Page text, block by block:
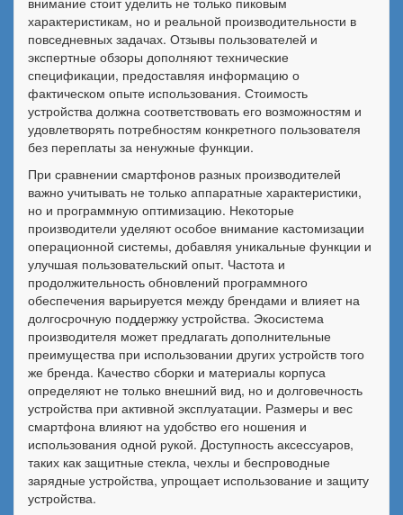
характеристикам, но и реальной производительности в
повседневных задачах. Отзывы пользователей и
экспертные обзоры дополняют технические
спецификации, предоставляя информацию о
фактическом опыте использования. Стоимость
устройства должна соответствовать его возможностям и
удовлетворять потребностям конкретного пользователя
без переплаты за ненужные функции.
При сравнении смартфонов разных производителей
важно учитывать не только аппаратные характеристики,
но и программную оптимизацию. Некоторые
производители уделяют особое внимание кастомизации
операционной системы, добавляя уникальные функции и
улучшая пользовательский опыт. Частота и
продолжительность обновлений программного
обеспечения варьируется между брендами и влияет на
долгосрочную поддержку устройства. Экосистема
производителя может предлагать дополнительные
преимущества при использовании других устройств того
же бренда. Качество сборки и материалы корпуса
определяют не только внешний вид, но и долговечность
устройства при активной эксплуатации. Размеры и вес
смартфона влияют на удобство его ношения и
использования одной рукой. Доступность аксессуаров,
таких как защитные стекла, чехлы и беспроводные
зарядные устройства, упрощает использование и защиту
устройства.